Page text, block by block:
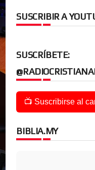
SUSCRIBIR A
SUSCRÍBETE:
📺 Suscribirse al
BIBLIA.MY